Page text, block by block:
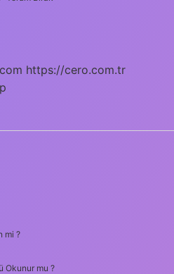
https://cero.com.tr
mi ?
Okunur mu ?